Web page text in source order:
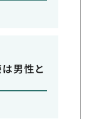
男性と